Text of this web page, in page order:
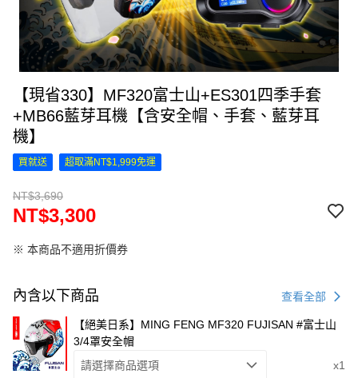
【現省330】MF320富士山+ES301四季手套
+MB66藍芽耳機【含安全帽、手套、藍芽耳
機】
買就送 超取滿NT$1,999免運
NT$3,690
NT$3,300
※ 本商品不適用折價券
內含以下商品 查看全部
【絕美日系】MING FENG MF320 FUJISAN #富士山
3/4罩安全帽
請選擇商品選項
x1